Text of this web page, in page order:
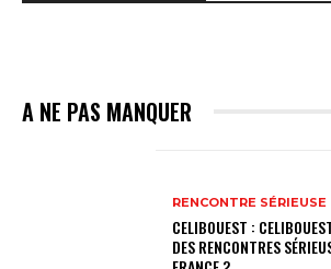
A NE PAS MANQUER
RENCONTRE SÉRIEUSE
CELIBOUEST :
DES RENCONTRES